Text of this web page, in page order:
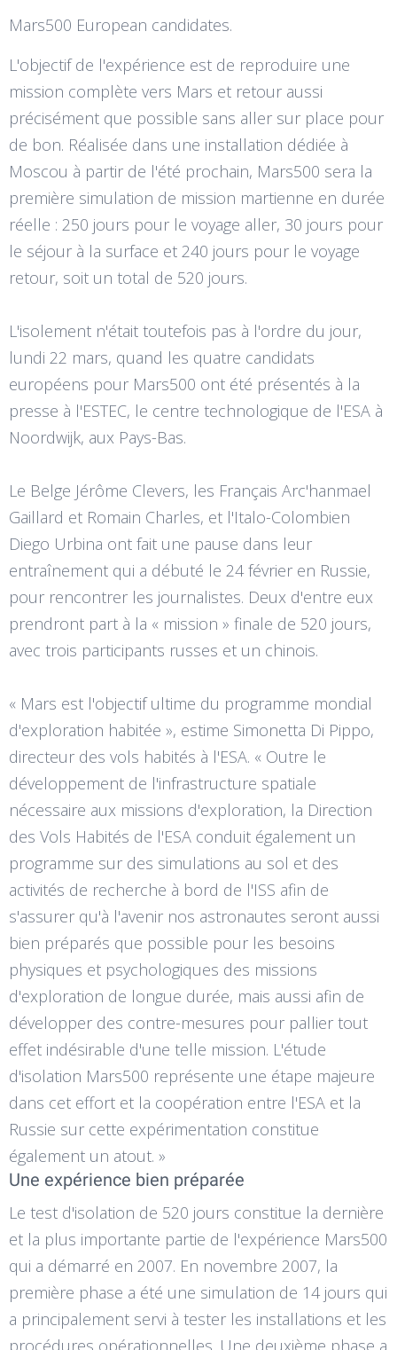
Mars500 European candidates.
L'objectif de l'expérience est de reproduire une
mission complète vers Mars et retour aussi
précisément que possible sans aller sur place pour
de bon. Réalisée dans une installation dédiée à
Moscou à partir de l'été prochain, Mars500 sera la
première simulation de mission martienne en durée
réelle : 250 jours pour le voyage aller, 30 jours pour
le séjour à la surface et 240 jours pour le voyage
retour, soit un total de 520 jours.
L'isolement n'était toutefois pas à l'ordre du jour,
lundi 22 mars, quand les quatre candidats
européens pour Mars500 ont été présentés à la
presse à l'ESTEC, le centre technologique de l'ESA à
Noordwijk, aux Pays-Bas.
Le Belge Jérôme Clevers, les Français Arc'hanmael
Gaillard et Romain Charles, et l'Italo-Colombien
Diego Urbina ont fait une pause dans leur
entraînement qui a débuté le 24 février en Russie,
pour rencontrer les journalistes. Deux d'entre eux
prendront part à la « mission » finale de 520 jours,
avec trois participants russes et un chinois.
« Mars est l'objectif ultime du programme mondial
d'exploration habitée », estime Simonetta Di Pippo,
directeur des vols habités à l'ESA. « Outre le
développement de l'infrastructure spatiale
nécessaire aux missions d'exploration, la Direction
des Vols Habités de l'ESA conduit également un
programme sur des simulations au sol et des
activités de recherche à bord de l'ISS afin de
s'assurer qu'à l'avenir nos astronautes seront aussi
bien préparés que possible pour les besoins
physiques et psychologiques des missions
d'exploration de longue durée, mais aussi afin de
développer des contre-mesures pour pallier tout
effet indésirable d'une telle mission. L'étude
d'isolation Mars500 représente une étape majeure
dans cet effort et la coopération entre l'ESA et la
Russie sur cette expérimentation constitue
également un atout. »
Une expérience bien préparée
Le test d'isolation de 520 jours constitue la dernière
et la plus importante partie de l'expérience Mars500
qui a démarré en 2007. En novembre 2007, la
première phase a été une simulation de 14 jours qui
a principalement servi à tester les installations et les
procédures opérationnelles. Une deuxième phase a